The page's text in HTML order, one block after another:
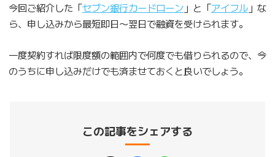
今回ご紹介した「セブン銀行カードローン 」と「アイフル」な
ら、申し込みから最短即日〜翌日で融資を受けられます。
一度契約すれば限度額の範囲内で何度でも借りられるので、今
のうちに申し込みだけでも済ませておくと良いでしょう。
この記事をシェアする